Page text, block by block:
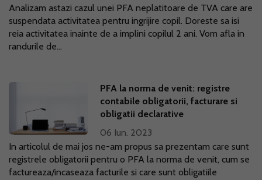
Analizam astazi cazul unei PFA neplatitoare de TVA care are
suspendata activitatea pentru ingrijire copil. Doreste sa isi
reia activitatea inainte de a implini copilul 2 ani. Vom afla in
randurile de...
PFA la norma de venit: registre
contabile obligatorii, facturare si
obligatii declarative
06 Iun. 2023
In articolul de mai jos ne-am propus sa prezentam care sunt
registrele obligatorii pentru o PFA la norma de venit, cum se
factureaza/incaseaza facturile si care sunt obligatiile